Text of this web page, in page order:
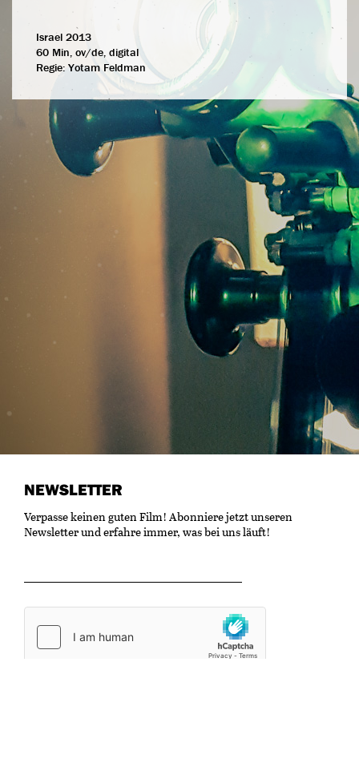
Israel 2013
60 Min, ov/de, digital
Regie: Yotam Feldman
NEWSLETTER
Verpasse keinen guten Film! Abonniere jetzt unseren
Newsletter und erfahre immer, was bei uns läuft!